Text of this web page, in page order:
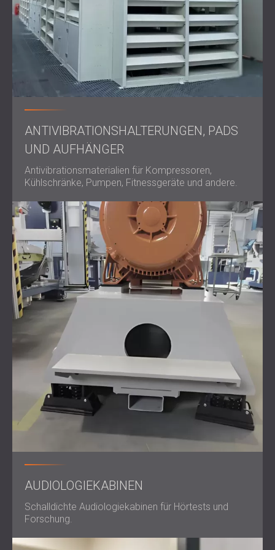
ANTIVIBRATIONSHALTERUNGEN, PADS
UND AUFHÄNGER
Antivibrationsmaterialien für Kompressoren,
Kühlschränke, Pumpen, Fitnessgeräte und andere.
AUDIOLOGIEKABINEN
Schalldichte Audiologiekabinen für Hörtests und
Forschung.